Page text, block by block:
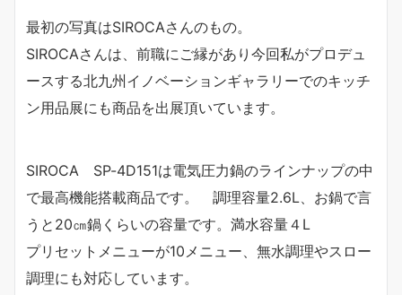
最初の写真はSIROCAさんのもの。
SIROCAさんは、前職にご縁があり今回私がプロデュ
ースする北九州イノベーションギャラリーでのキッチ
ン用品展にも商品を出展頂いています。
SIROCA SP-4D151は電気圧力鍋のラインナップの中
で最高機能搭載商品です。 調理容量2.6L、お鍋で言
うと20㎝鍋くらいの容量です。満水容量４L
プリセットメニューが10メニュー、無水調理やスロー
調理にも対応しています。